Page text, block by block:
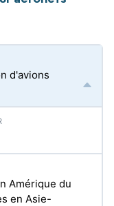
d'avions
Amérique du
en Asie-